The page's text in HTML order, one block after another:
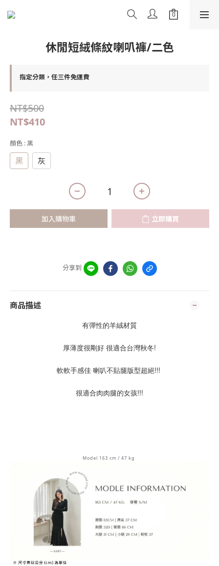
休閒短絨條紋喇叭褲/二色
指定分類，任三件免運費
NT$500
NT$410
顏色 : 黑
黑 灰
加入購物車 立即購買
分享到
商品描述
有彈性的羊絨材質
厚薄度很剛好 很適合台灣秋冬!
軟軟手感佳 喇叭不貼腿版型超絕!!!
很適合肉肉腿的女孩!!!
Model 163 cm / 47 kg